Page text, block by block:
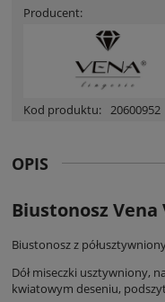
Producent:
Kod produktu: 20600952
OPIS
Biustonosz Vena
Biustonosz z
Dół miseczki usztywniony,
kwiatowym deseniu,